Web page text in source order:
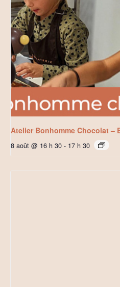
Atelier Bonhomme Chocolat –
8 août @ 16 h 30 - 17 h 30